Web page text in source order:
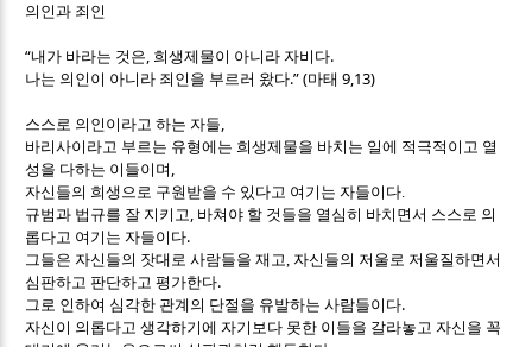
의인과 죄인
“내가 바라는 것은, 희생제물이 아니라 자비다.
나는 의인이 아니라 죄인을 부르러 왔다.” (마태9,13)
스스로 의인이라고 하는 자들,
바리사이라고 부르는 유형에는 희생제물을 바치는 일에 적극적이고 열
성을 다하는 이들이며 ,
자신들의 희생으로 구원받을 수 있다고 여기는 자들이다
규범과 법규를 잘 지키고 , 바쳐야 할 것들을 열심히 바치면서 스스로 의
롭다고 여기는 자들이다.
그들은 자신들의 잣대로 사람들을 재고, 자신들의 저울로 저울질하면서
심판하고 판단하고 평가한다.
그로 인하여 심각한 관계의 단절을 유발하는 사람들이다.
자신이 의롭다고 생각하기에 자기보다 못한 이들을 갈라놓고 자신을 꼭
Sketchbook5, 스케치북5
Sketchbook5, 스케치북5